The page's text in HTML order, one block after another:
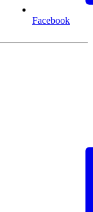
Facebook